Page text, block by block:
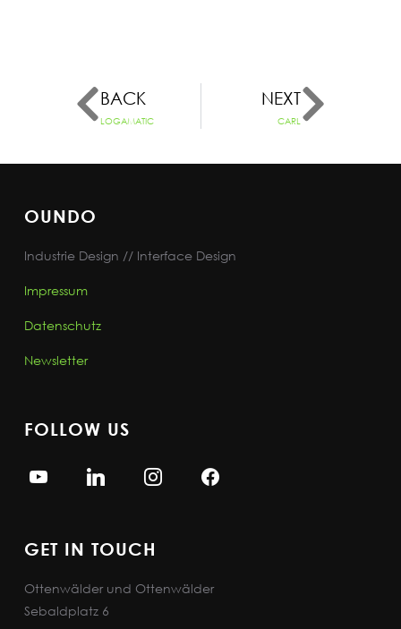
BACK
LOGAMATIC
NEXT
CARL
OUNDO
Industrie Design // Interface Design
Impressum
Datenschutz
Newsletter
FOLLOW US
GET IN TOUCH
Ottenwälder und Ottenwälder
Sebaldplatz 6